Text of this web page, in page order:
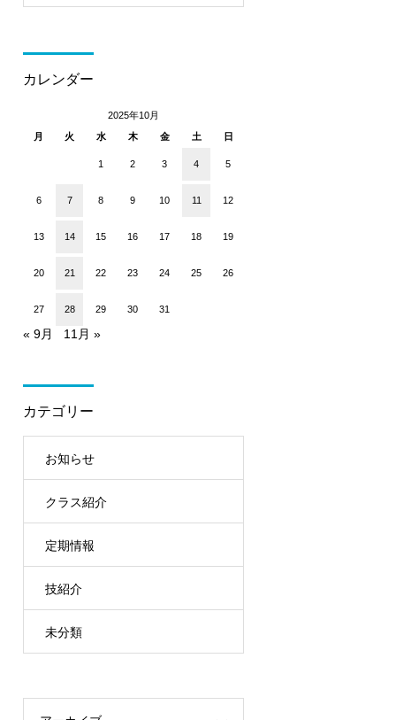
カレンダー
2025年10月
月
火 水 木 金 土 日
1 2 3 4 5
6 7 8 9 10 11 12
13 14 15 16 17 18 19
20 21 22 23 24 25 26
27 28 29 30 31
« 9月 11月 »
カテゴリー
お知らせ
クラス紹介
定期情報
技紹介
未分類